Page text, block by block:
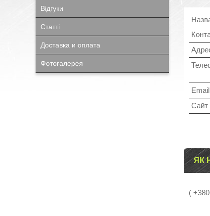
ЯК
(
Відгуки
Статті
Доставка и оплата
Фотогалерея